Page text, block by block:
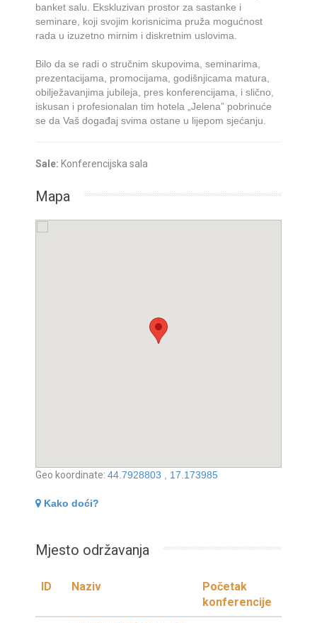
banket salu. Ekskluzivan prostor za sastanke i
seminare, koji svojim korisnicima pruža mogućnost
rada u izuzetno mirnim i diskretnim uslovima.
Bilo da se radi o stručnim skupovima, seminarima,
prezentacijama, promocijama, godišnjicama matura,
obilježavanjima jubileja, pres konferencijama, i slično,
iskusan i profesionalan tim hotela „Jelena” pobrinuće
se da Vaš događaj svima ostane u lijepom sjećanju.
Sale: Konferencijska sala
Mapa
Geo koordinate: 44.7928803 , 17.173985
Kako doći?
Mjesto održavanja
ID Naziv
Početak
konferencije